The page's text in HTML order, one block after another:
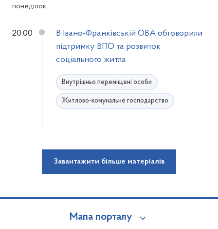
понеділок
20:00
В Івано-Франківській ОВА обговорили
підтримку ВПО та розвиток
соціального житла
Внутрішньо переміщені особи
Житлово-комунальне господарство
Завантажити більше матеріалів
Мапа порталу